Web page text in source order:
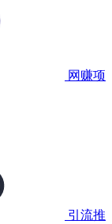
网赚项
引流推